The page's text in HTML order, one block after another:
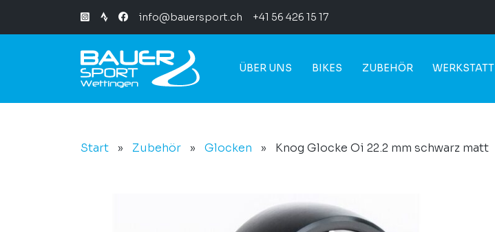
info@bauersport.ch +41 56 426 15 17
ÜBER UNS BIKES ZUBEHÖR WERKSTATT
Start » Zubehör » Glocken » Knog Glocke Oi 22.2 mm schwarz matt